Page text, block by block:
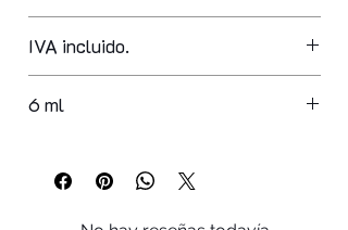
nitrocellulose, acetyl triethyl citrate,
phthalic anhydride/trimellitic,
nhydride/glycols copolymerisopropyl
acid/tricyclodecane dimethanol
copolymer, polybutylene terephthalate,
acrylates copolymer, ethylene/va
IVA incluido.
6 ml